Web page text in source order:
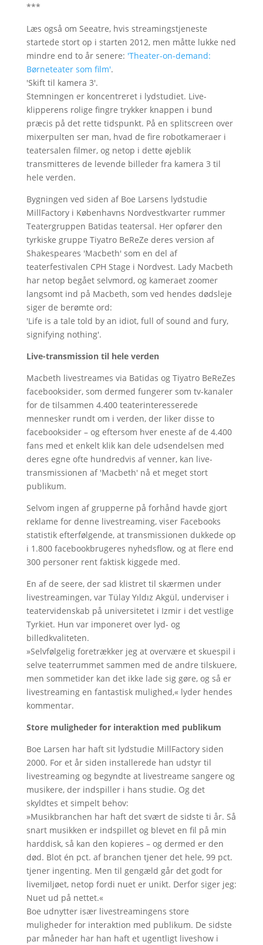
***
Læs også om Seeatre, hvis streamingstjeneste
startede stort op i starten 2012, men måtte lukke ned
mindre end to år senere: 'Theater-on-demand:
Børneteater som film'.
'Skift til kamera 3'.
Stemningen er koncentreret i lydstudiet. Live-
klipperens rolige fingre trykker knappen i bund
præcis på det rette tidspunkt. På en splitscreen over
mixerpulten ser man, hvad de fire robotkameraer i
teatersalen filmer, og netop i dette øjeblik
transmitteres de levende billeder fra kamera 3 til
hele verden.
Bygningen ved siden af Boe Larsens lydstudie
MillFactory i Københavns Nordvestkvarter rummer
Teatergruppen Batidas teatersal. Her opfører den
tyrkiske gruppe Tiyatro BeReZe deres version af
Shakespeares 'Macbeth' som en del af
teaterfestivalen CPH Stage i Nordvest. Lady Macbeth
har netop begået selvmord, og kameraet zoomer
langsomt ind på Macbeth, som ved hendes dødsleje
siger de berømte ord:
'Life is a tale told by an idiot, full of sound and fury,
signifying nothing'.
Live-transmission til hele verden
Macbeth livestreames via Batidas og Tiyatro BeReZes
facebooksider, som dermed fungerer som tv-kanaler
for de tilsammen 4.400 teaterinteresserede
mennesker rundt om i verden, der liker disse to
facebooksider – og eftersom hver eneste af de 4.400
fans med et enkelt klik kan dele udsendelsen med
deres egne ofte hundredvis af venner, kan live-
transmissionen af 'Macbeth' nå et meget stort
publikum.
Selvom ingen af grupperne på forhånd havde gjort
reklame for denne livestreaming, viser Facebooks
statistik efterfølgende, at transmissionen dukkede op
i 1.800 facebookbrugeres nyhedsflow, og at flere end
300 personer rent faktisk kiggede med.
En af de seere, der sad klistret til skærmen under
livestreamingen, var Tülay Yıldız Akgül, underviser i
teatervidenskab på universitetet i Izmir i det vestlige
Tyrkiet. Hun var imponeret over lyd- og
billedkvaliteten.
»Selvfølgelig foretrækker jeg at overvære et skuespil i
selve teaterrummet sammen med de andre tilskuere,
men sommetider kan det ikke lade sig gøre, og så er
livestreaming en fantastisk mulighed,« lyder hendes
kommentar.
Store muligheder for interaktion med publikum
Boe Larsen har haft sit lydstudie MillFactory siden
2000. For et år siden installerede han udstyr til
livestreaming og begyndte at livestreame sangere og
musikere, der indspiller i hans studie. Og det
skyldtes et simpelt behov:
»Musikbranchen har haft det svært de sidste ti år. Så
snart musikken er indspillet og blevet en fil på min
harddisk, så kan den kopieres – og dermed er den
død. Blot én pct. af branchen tjener det hele, 99 pct.
tjener ingenting. Men til gengæld går det godt for
livemiljøet, netop fordi nuet er unikt. Derfor siger jeg:
Nuet ud på nettet.«
Boe udnytter især livestreamingens store
muligheder for interaktion med publikum. De sidste
par måneder har han haft et ugentligt liveshow i